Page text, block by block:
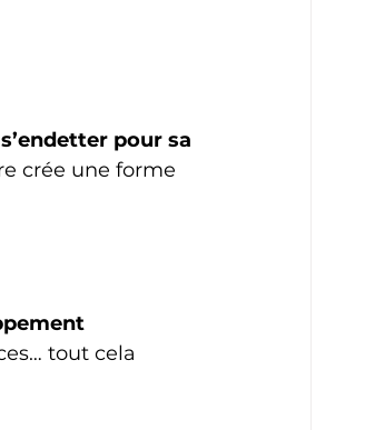
pour sa
crée une forme
tout cela